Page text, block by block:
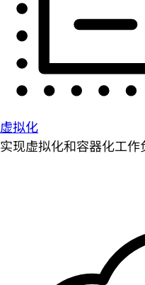
虚拟化
实现虚拟化和容器化工作